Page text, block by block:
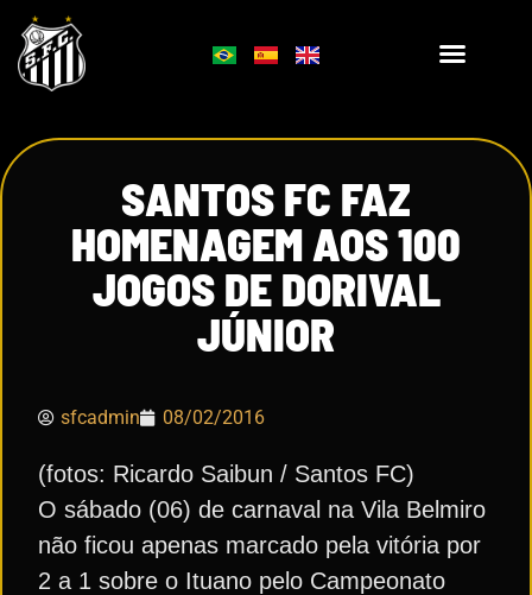
SANTOS FC FAZ
HOMENAGEM AOS 100
JOGOS DE DORIVAL
JÚNIOR
sfcadmin 08/02/2016
(fotos: Ricardo Saibun / Santos FC)
O sábado (06) de carnaval na Vila Belmiro
não ficou apenas marcado pela vitória por
2 a 1 sobre o Ituano pelo Campeonato